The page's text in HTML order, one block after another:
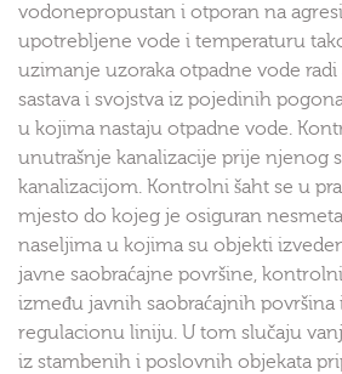
vodonepropustan i otporan na
upotrebljene vode i temperaturu
uzimanje uzoraka otpadne vode
sastava i svojstva iz pojedinih
u kojima nastaju otpadne vode.
unutrašnje kanalizacije prije njenog
kanalizacijom. Kontrolni šaht se u
mjesto do kojeg je osiguran
naseljima u kojima su objekti
javne saobraćajne površine,
između javnih saobraćajnih površina
regulacionu liniju. U tom slučaju
iz stambenih i poslovnih objekata